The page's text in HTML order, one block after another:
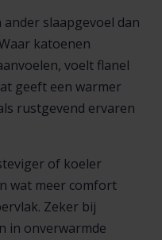
slaapgevoel dan
katoenen
voelt flanel
geeft een warmer
rustgevend ervaren
of koeler
wat meer comfort
Zeker bij
in onverwarmde